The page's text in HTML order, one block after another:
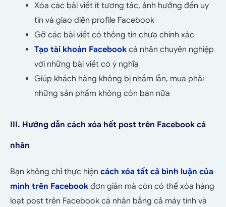
Xóa các bài viết ít tương tác, ảnh hưởng đến uy
tín và giao diện profile Facebook
Gỡ các bài viết có thông tin chưa chính xác
Tạo tài khoản Facebook cá nhân chuyên nghiệp
với những bài viết có ý nghĩa
Giúp khách hàng không bị nhầm lẫn, mua phải
những sản phẩm không còn bán nữa
III. Hướng dẫn cách xóa hết post trên Facebook cá
nhân
Bạn không chỉ thực hiện cách xóa tất cả bình luận của
mình trên Facebook đơn giản mà còn có thể xóa hàng
loạt post trên Facebook cá nhân bằng cả máy tính và